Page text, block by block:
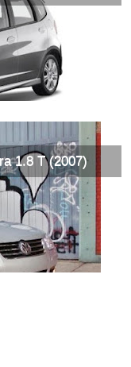
1.8 T (2007)